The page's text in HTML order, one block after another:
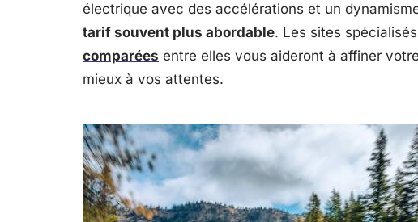
électrique avec des accélérations et un
tarif souvent plus abordable. Les sites
comparées entre elles vous aideront à affiner
mieux à vos attentes.